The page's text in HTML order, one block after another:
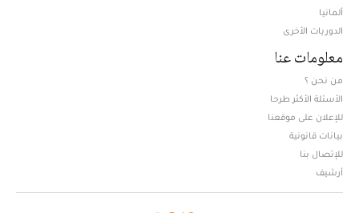
ألمانيا
الدوريات الأخرى
معلومات عنا
من نحن ؟
الأسئلة الأكثر طرحا
للإعلان على موقعنا
بيانات قانونية
للإتصال بنا
أرشيف